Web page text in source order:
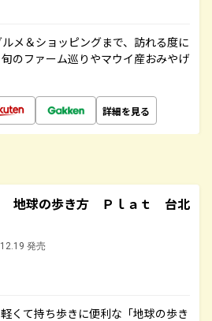
メ＆ショッピングまで、訪れる度に
のファーム巡りやマウイ産おみやげ
詳細を見る
地球の歩き方 Ｐｌａｔ 台北
発売
くて持ち歩きに便利な「地球の歩き